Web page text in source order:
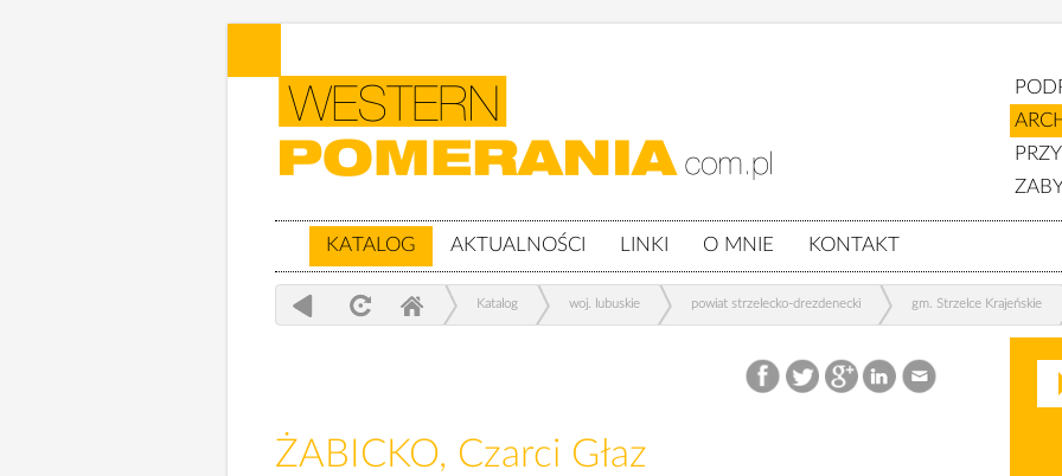
KATALOG AKTUALNOŚCI LINKI O MNIE KONTAKT
Katalog woj. lubuskie powiat strzelecko-drezdenecki gm. Strzelce Krajeńskie
ŻABICKO, Czarci Głaz